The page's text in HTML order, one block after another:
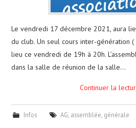
Le vendredi 17 décembre 2021, aura
du club. Un seul cours inter-génération
lieu ce vendredi de 19h à 20h.
dans la salle de réunion de la salle…
Continuer la
Infos AG, assemblée, générale